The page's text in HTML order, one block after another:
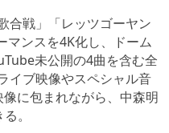
合戦」「レッツゴーヤン
マンスを4K化し、ドーム
未公開の4曲を含む全
イブ映像やスペシャル音
に包まれながら、中森明
。